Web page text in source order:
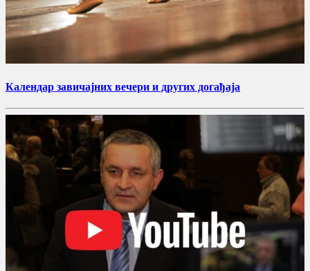
Календар завичајних вечери и других догађаја